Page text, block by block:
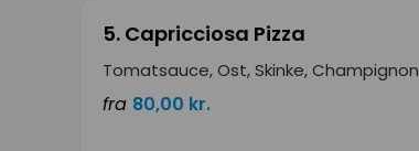
5. Capricciosa Pizza
Tomatsauce, Ost, Skinke, Champignon
fra 80,00 kr.